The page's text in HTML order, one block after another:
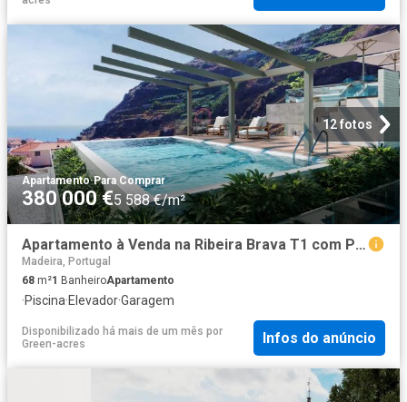
12 fotos
Apartamento·Para Comprar
380 000 €5 588 €/m²
Apartamento à Venda na Ribeira Brava T1 com Piscina 68m² Ribeira Brava
Madeira, Portugal
68 m²1 BanheiroApartamento
·Piscina·Elevador·Garagem
Disponibilizado há mais de um mês por
Green-acres
Infos do anúncio